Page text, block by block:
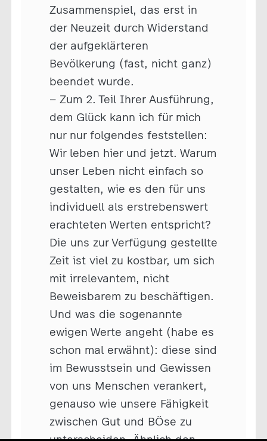
Zusammenspiel, das erst in
der Neuzeit durch Widerstand
der aufgeklärteren
Bevölkerung (fast, nicht ganz)
beendet wurde.
– Zum 2. Teil Ihrer Ausführung,
dem Glück kann ich für mich
nur nur folgendes feststellen:
Wir leben hier und jetzt. Warum
unser Leben nicht einfach so
gestalten, wie es den für uns
individuell als erstrebenswert
erachteten Werten entspricht?
Die uns zur Verfügung gestellte
Zeit ist viel zu kostbar, um sich
mit irrelevantem, nicht
Beweisbarem zu beschäftigen.
Und was die sogenannte
ewigen Werte angeht (habe es
schon mal erwähnt): diese sind
im Bewusstsein und Gewissen
von uns Menschen verankert,
genauso wie unsere Fähigkeit
zwischen Gut und BÖse zu